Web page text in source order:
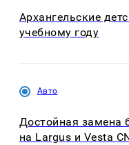
Архангельские
учебному году
Авто
Достойная замена
на Largus и Vesta